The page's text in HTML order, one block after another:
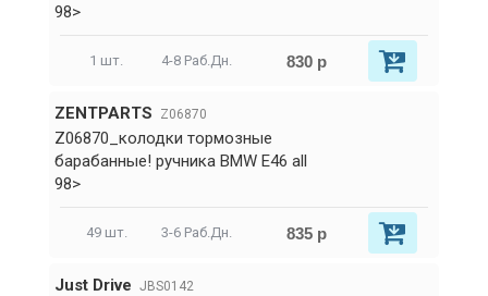
98>
1 шт. 4-8 Раб.Дн. 830 р
ZENTPARTS Z06870
Z06870_колодки тормозные
барабанные! ручника BMW E46 all
98>
49 шт. 3-6 Раб.Дн. 835 р
Just Drive JBS0142